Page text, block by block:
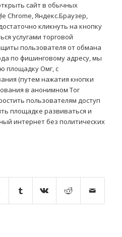
сайт в обычных
Chrome, Яндекс.Браузер,
кликнуть на кнопку
услугами торговой
пользователя от обмана
по фишинговому адресу, мы
площадку Омг, с
(путем нажатия кнопки
в анонимном Tor
пользователям доступ
площадке развиваться и
интернет без политических